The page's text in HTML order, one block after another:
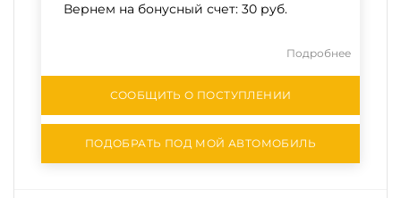
Вернем на бонусный счет: 30 руб.
Подробнее
СООБЩИТЬ О ПОСТУПЛЕНИИ
ПОДОБРАТЬ ПОД МОЙ АВТОМОБИЛЬ